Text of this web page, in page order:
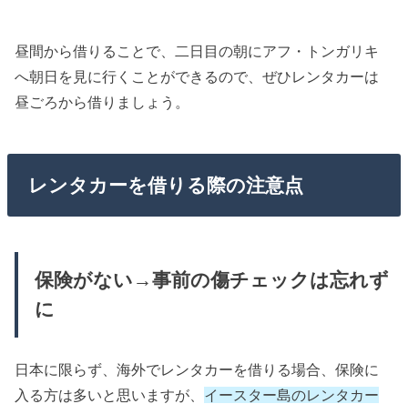
昼間から借りることで、二日目の朝にアフ・トンガリキ
へ朝日を見に行くことができるので、ぜひレンタカーは
昼ごろから借りましょう。
レンタカーを借りる際の注意点
保険がない→事前の傷チェックは忘れず
に
日本に限らず、海外でレンタカーを借りる場合、保険に
入る方は多いと思いますが、 イースター島のレンタカー